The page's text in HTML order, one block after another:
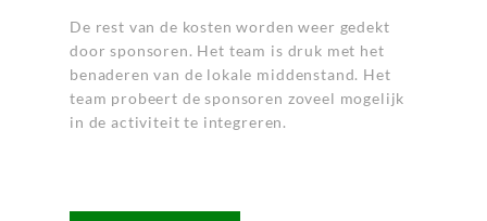
De rest van de kosten worden weer gedekt
door sponsoren. Het team is druk met het
benaderen van de lokale middenstand. Het
team probeert de sponsoren zoveel mogelijk
in de activiteit te integreren.